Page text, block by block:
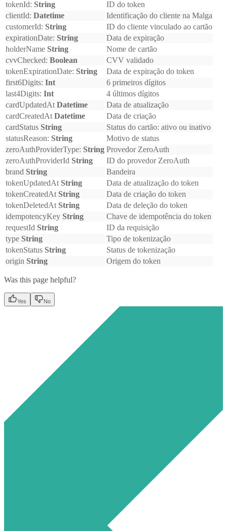
tokenId: String
ID do token
clientId: Datetime
Identificação do cliente na Malga
customerId: String
ID do cliente vinculado ao cartão
expirationDate: String
Data de expiração
holderName String
Nome de cartão
cvvChecked: Boolean
CVV validado
tokenExpirationDate: String
Data de expiração do token
first6Digits: Int
6 primeiros dígitos
last4Digits: Int
4 últimos dígitos
cardUpdatedAt Datetime
Data de atualização
cardCreatedAt Datetime
Data de criação
cardStatus String
Status do cartão: ativo ou inativo
statusReason: String
Motivo de status
zeroAuthProviderType: String Provedor ZeroAuth
zeroAuthProviderId String
ID do provedor ZeroAuth
brand String
Bandeira
tokenUpdatedAt String
Data de atualização do token
tokenCreatedAt String
Data de criação do token
tokenDeletedAt String
Data de deleção do token
idempotencyKey String
Chave de idempotência do token
requestId String
ID da requisição
type String
Tipo de tokenização
tokenStatus String
Status de tokenização
origin String Origem do token
Was this page helpful?
Yes No